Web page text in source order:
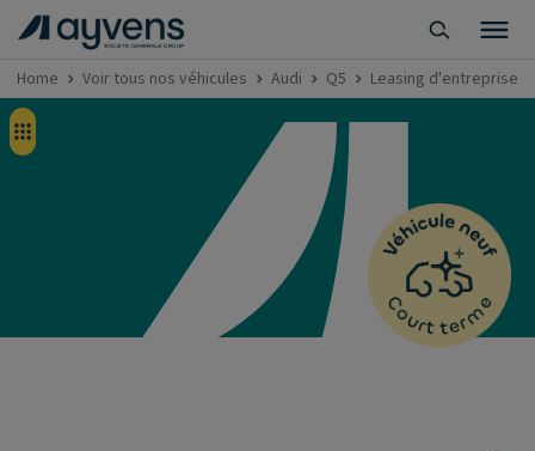
Home Voir tous nos véhicules Audi Q5 Leasing d'entreprise -